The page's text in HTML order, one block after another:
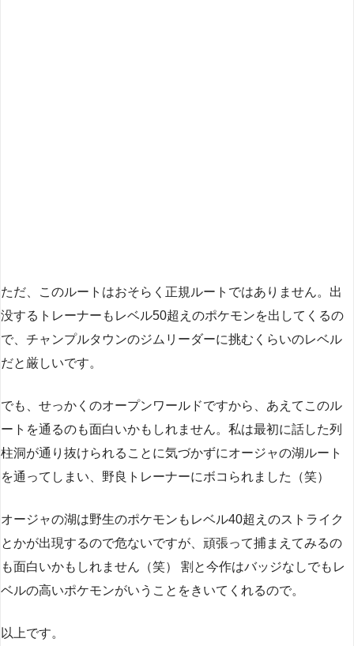
ただ、このルートはおそらく正規ルートではありません。出
没するトレーナーもレベル50超えのポケモンを出してくるの
で、チャンプルタウンのジムリーダーに挑むくらいのレベル
だと厳しいです。
でも、せっかくのオープンワールドですから、あえてこのル
ートを通るのも面白いかもしれません。私は最初に話した列
柱洞が通り抜けられることに気づかずにオージャの湖ルート
を通ってしまい、野良トレーナーにボコられました（笑）
オージャの湖は野生のポケモンもレベル40超えのストライク
とかが出現するので危ないですが、頑張って捕まえてみるの
も面白いかもしれません（笑） 割と今作はバッジなしでもレ
ベルの高いポケモンがいうことをきいてくれるので。
以上です。